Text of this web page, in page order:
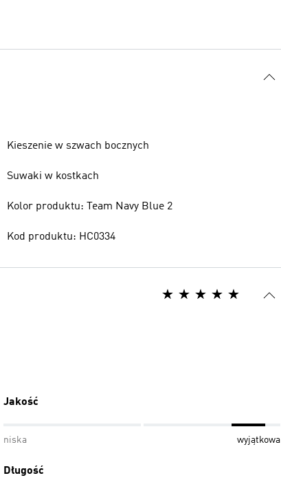
Kieszenie w szwach bocznych
Suwaki w kostkach
Kolor produktu: Team Navy Blue 2
Kod produktu: HC0334
Jakość
niska wyjątkowa
Długość